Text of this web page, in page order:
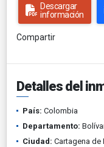
Descargar
información
Compartir
Detalles del
País: Colombia
Departamento:
Ciudad: Cartagena de